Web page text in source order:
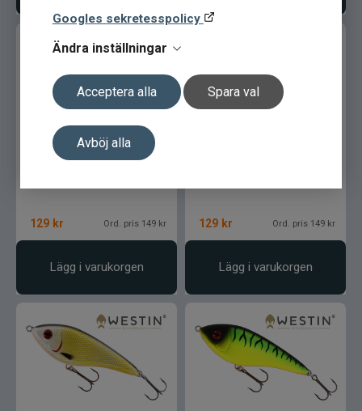
Googles sekretesspolicy
Ändra inställningar
Acceptera alla Spara val
Avböj alla
Westin Swim Susp.
6,5cm/9gr - Real Roach
129 kr Ord. pris 149 kr
Lägg i varukorgen
129 kr Ord. pris 149 kr
Lägg i varukorgen